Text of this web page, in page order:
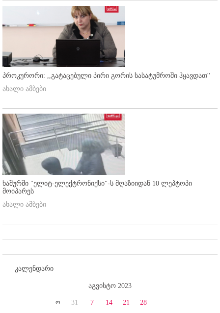
პროკურორი: ,,გატაცებული პირი გორის სასატუმროში ჰყავდათ''
ახალი ამბები
ხაშურში "ელიტ-ელექტრონიქსი"-ს მღაზიიდან 10 ლეპტოპი
მოიპარეს
ახალი ამბები
კალენდარი
აგვისტო 2023
ო 31 7 14 21 28